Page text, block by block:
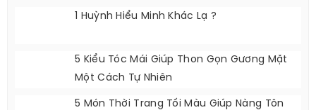
1 Huỳnh Hiểu Minh Khác Lạ ?